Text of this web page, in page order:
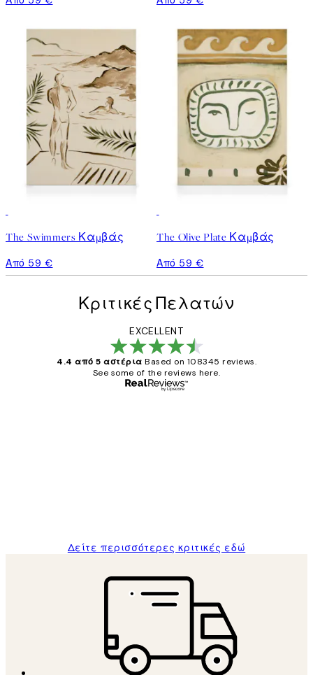
The Swimmers Καμβάς
Από 59 €
The Olive Plate Καμβάς
Από 59 €
Κριτικές Πελατών
EXCELLENT
4.4 από 5 αστέρια Based on 108345 reviews.
See some of the reviews here.
Δείτε περισσότερες κριτικές εδώ